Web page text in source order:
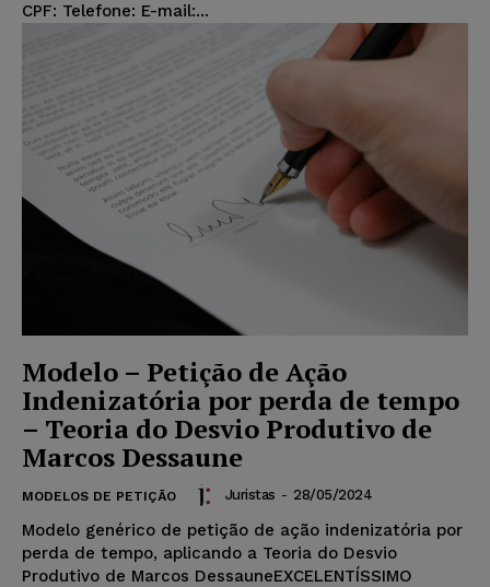
CPF: Telefone: E-mail:...
Modelo – Petição de Ação
Indenizatória por perda de tempo
– Teoria do Desvio Produtivo de
Marcos Dessaune
MODELOS DE PETIÇÃO Juristas - 28/05/2024
Modelo genérico de petição de ação indenizatória por
perda de tempo, aplicando a Teoria do Desvio
Produtivo de Marcos DessauneEXCELENTÍSSIMO